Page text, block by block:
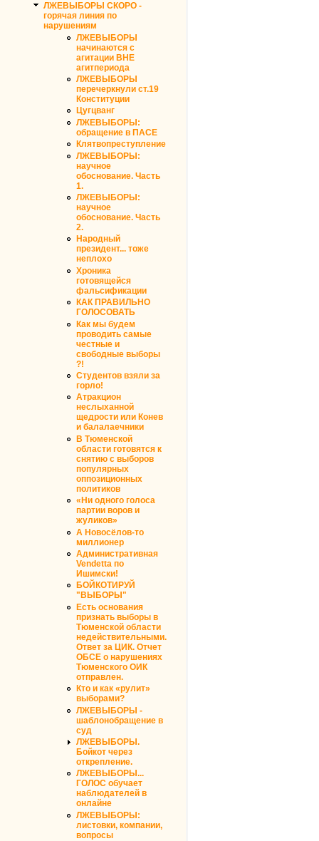
ЛЖЕВЫБОРЫ СКОРО -
горячая линия по
нарушениям
ЛЖЕВЫБОРЫ
начинаются с
агитации ВНЕ
агитпериода
ЛЖЕВЫБОРЫ
перечеркнули ст.19
Конституции
Цугцванг
ЛЖЕВЫБОРЫ:
обращение в ПАСЕ
Клятвопреступление
ЛЖЕВЫБОРЫ:
научное
обоснование. Часть
1.
ЛЖЕВЫБОРЫ:
научное
обоснование. Часть
2.
Народный
президент... тоже
неплохо
Хроника
готовящейся
фальсификации
КАК ПРАВИЛЬНО
ГОЛОСОВАТЬ
Как мы будем
проводить самые
честные и
свободные выборы
?!
Студентов взяли за
горло!
Атракцион
неслыханной
щедрости или Конев
и балалаечники
В Тюменской
области готовятся к
снятию с выборов
популярных
оппозиционных
политиков
«Ни одного голоса
партии воров и
жуликов»
А Новосёлов-то
миллионер
Административная
Vendetta по
Ишимски!
БОЙКОТИРУЙ
"ВЫБОРЫ"
Есть основания
признать выборы в
Тюменской области
недействительными.
Ответ за ЦИК. Отчет
ОБСЕ о нарушениях
Тюменского ОИК
отправлен.
Кто и как «рулит»
выборами?
ЛЖЕВЫБОРЫ -
шаблонобращение в
суд
ЛЖЕВЫБОРЫ.
Бойкот через
открепление.
ЛЖЕВЫБОРЫ...
ГОЛОС обучает
наблюдателей в
онлайне
ЛЖЕВЫБОРЫ:
листовки, компании,
вопросы